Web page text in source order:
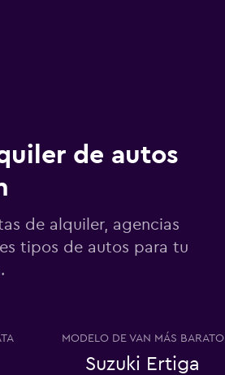
de autos
de alquiler, agencias
tipos de autos para tu
MODELO DE VAN MÁS BARATO
Suzuki Ertiga